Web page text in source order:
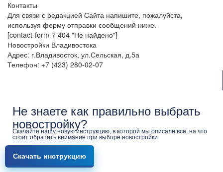
Контакты
Для связи с редакцией Сайта напишите, пожалуйста,
используя форму отправки сообщений ниже.
[contact-form-7 404 "Не найдено"]
Новостройки Владивостока
Адрес: г.Владивосток, ул.Сельская, д.5а
Телефон: +7 (423) 280-02-07
Не знаете как правильно выбрать
новостройку?
Скачайте нашу новую инструкцию, в которой мы описали всё, на что
стоит обратить внимание при выборе новостройки
Скачать инструкцию